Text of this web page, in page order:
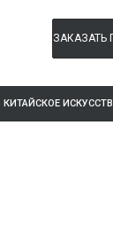
ЗАКАЗАТЬ
КИТАЙСКОЕ